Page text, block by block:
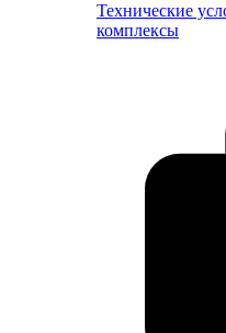
Технические
комплексы